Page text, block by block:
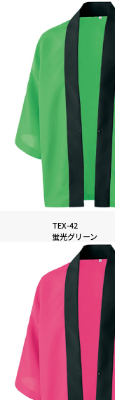
TEX-42
蛍光グリーン